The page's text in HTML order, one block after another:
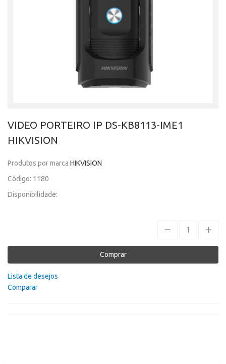
VIDEO PORTEIRO IP DS-KB8113-IME1
HIKVISION
Produtos por marca HIKVISION
Código: 1180
Disponibilidade:
Comprar
Lista de desejos
Comparar